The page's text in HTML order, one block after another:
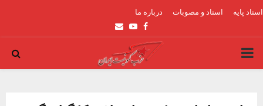
اسناد پایه اسناد و مصوبات درباره ما
Facebook
Youtube
Email
PRIMARY